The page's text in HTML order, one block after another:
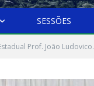
SESSÕES
Prof. João Ludovico.